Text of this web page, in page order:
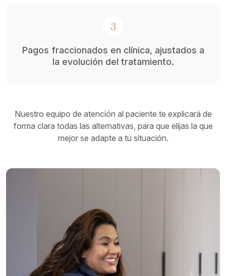
3
Pagos fraccionados en clínica, ajustados a
la evolución del tratamiento.
Nuestro equipo de atención al paciente te explicará de
forma clara todas las alternativas, para que elijas la que
mejor se adapte a tu situación.